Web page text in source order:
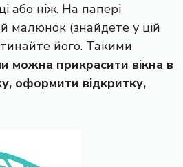
або ніж. На папері
малюнок (знайдете у цій
його. Такими
можна прикрасити вікна в
оформити відкритку,